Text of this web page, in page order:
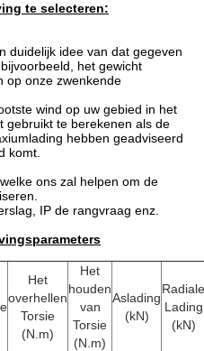
te selecteren:
duidelijk idee van dat gegeven
het gewicht
op onze zwenkende
wind op uw gebied in het
gebruikt te berekenen als de
hebben geadviseerd
komt.
ons zal helpen om de
IP de rangvraag enz.
Het
overhellen
Torsie
(N.m)
Het
houden
van
Torsie
(N.m)
Aslading
(kN)
Radiale
Lading
(kN)